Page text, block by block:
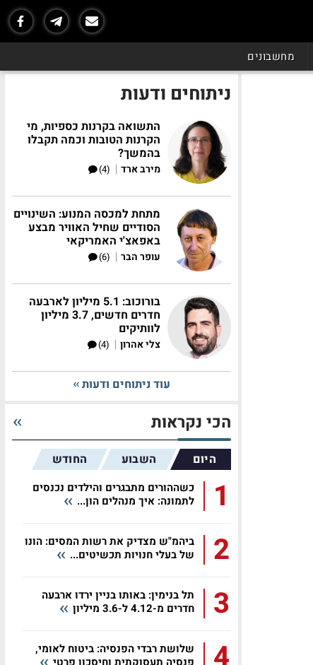
מחשבונים
ניתוחים ודעות
התשואה בקרנות כספיות, מי
הקרנות הטובות וכמה תקבלו
בהמשך?
מירב ארד |
(4)
מתחת למכסה המנוע: השינויים
הסודיים שחיל האוויר מבצע
באפאצ'י האמריקאי
עופר הבר |
(6)
בורוכוב: 5.1 מיליון לארבעה
חדרים חדשים, 3.7 מיליון
לוותיקים
צלי אהרון |
(4)
עוד ניתוחים ודעות
הכי נקראות
היום השבוע החודש
1
כשההורים מתבגרים והילדים נכנסים
לתמונה: איך מנהלים הון...
2
ביהמ"ש מצדיק את רשות המסים: הונו
של בעלי חנויות תכשיטים...
3
תל בנימין: באותו בניין ירדו ארבעה
חדרים מ-4.12 ל-3.6 מיליון
שלושת רבדי הפנסיה: ביטוח לאומי,